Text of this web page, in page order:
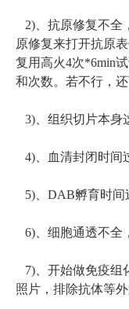
2)、抗原修复不全
原修复来打开抗原
复用高火4次*6min
和次数。若不行，还
3)、组织切片本身
4)、血清封闭时间
5)、DAB孵育时间
6)、细胞通透不全
7)、开始做免疫组
照片，排除抗体等外